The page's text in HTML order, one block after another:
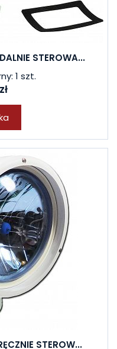
STEROWA...
1 szt.
STEROW...